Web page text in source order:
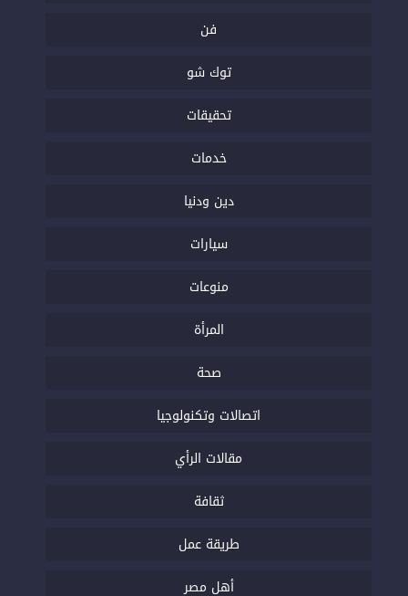
فن
توك شو
تحقيقات
خدمات
دين ودنيا
سيارات
منوعات
المرأة
صحة
اتصالات وتكنولوجيا
مقالات الرأي
ثقافة
طريقة عمل
أهل مصر